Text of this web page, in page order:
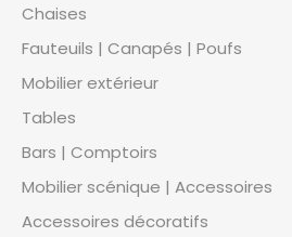
Chaises
Fauteuils | Canapés | Poufs
Mobilier extérieur
Tables
Bars | Comptoirs
Mobilier scénique | Accessoires
Accessoires décoratifs